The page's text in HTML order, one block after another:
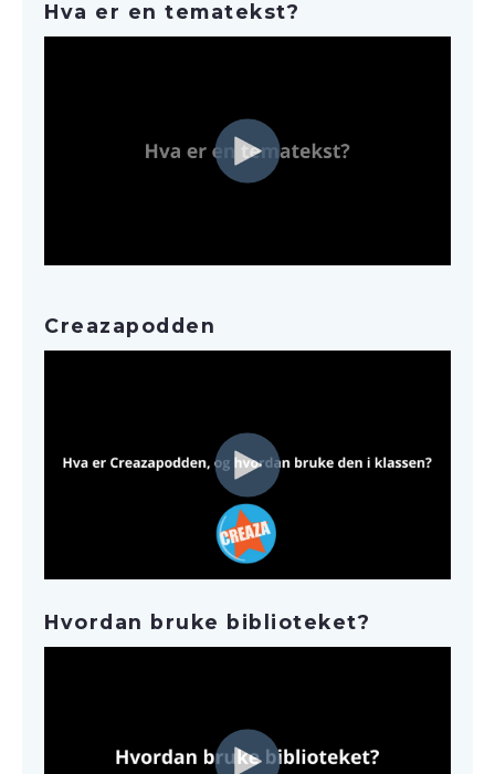
Hva er en tematekst?
Creazapodden
Hvordan bruke biblioteket?